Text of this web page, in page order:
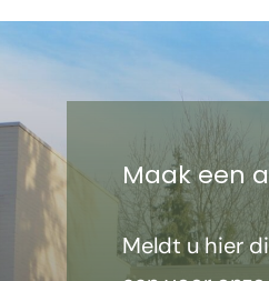
Maak een
Meldt u hier